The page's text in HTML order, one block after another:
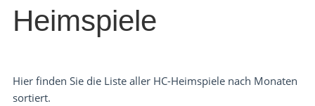
Heimspiele
Hier finden Sie die Liste aller HC-Heimspiele nach Monaten
sortiert.